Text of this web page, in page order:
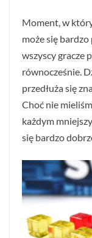
Moment, w
może się
wszyscy gracze
równocześnie.
przedłuża się
Choć nie
każdym
się bardzo